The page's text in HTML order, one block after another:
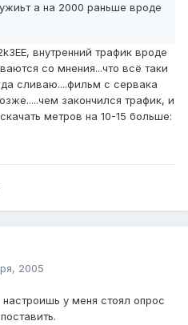
а на 2000 раньше вроде
внутренний трафик вроде
со мнения...что всё таки
сливаю....фильм с сервака
закончился трафик, и
метров на 10-15 больше:
2005
у меня стоял опрос